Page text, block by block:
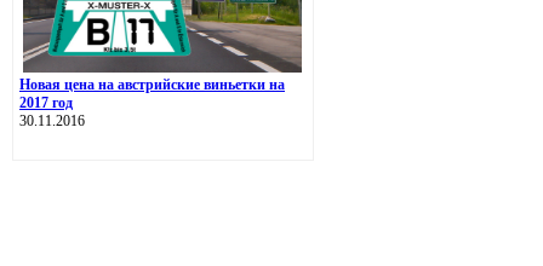
Новая цена на австрийские виньетки на
2017 год
30.11.2016